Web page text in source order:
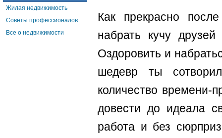
Жилая недвижимость
Советы профессионалов
Все о недвижимости
Как прекрасно
набрать кучу
Оздоровить и
шедевр ты
количество
довести до идеала
работа и без